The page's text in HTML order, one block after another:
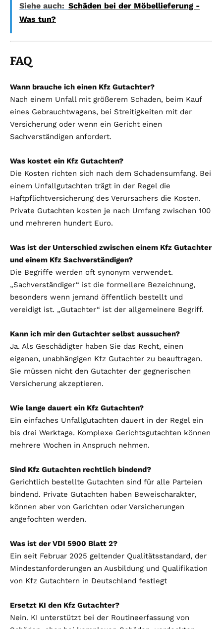
Siehe auch: Schäden bei der Möbellieferung -
Was tun?
FAQ
Wann brauche ich einen Kfz Gutachter?
Nach einem Unfall mit größerem Schaden, beim Kauf
eines Gebrauchtwagens, bei Streitigkeiten mit der
Versicherung oder wenn ein Gericht einen
Sachverständigen anfordert.
Was kostet ein Kfz Gutachten?
Die Kosten richten sich nach dem Schadensumfang. Bei
einem Unfallgutachten trägt in der Regel die
Haftpflichtversicherung des Verursachers die Kosten.
Private Gutachten kosten je nach Umfang zwischen 100
und mehreren hundert Euro.
Was ist der Unterschied zwischen einem Kfz Gutachter
und einem Kfz Sachverständigen?
Die Begriffe werden oft synonym verwendet.
„Sachverständiger“ ist die formellere Bezeichnung,
besonders wenn jemand öffentlich bestellt und
vereidigt ist. „Gutachter“ ist der allgemeinere Begriff.
Kann ich mir den Gutachter selbst aussuchen?
Ja. Als Geschädigter haben Sie das Recht, einen
eigenen, unabhängigen Kfz Gutachter zu beauftragen.
Sie müssen nicht den Gutachter der gegnerischen
Versicherung akzeptieren.
Wie lange dauert ein Kfz Gutachten?
Ein einfaches Unfallgutachten dauert in der Regel ein
bis drei Werktage. Komplexe Gerichtsgutachten können
mehrere Wochen in Anspruch nehmen.
Sind Kfz Gutachten rechtlich bindend?
Gerichtlich bestellte Gutachten sind für alle Parteien
bindend. Private Gutachten haben Beweischarakter,
können aber von Gerichten oder Versicherungen
angefochten werden.
Was ist der VDI 5900 Blatt 2?
Ein seit Februar 2025 geltender Qualitätsstandard, der
Mindestanforderungen an Ausbildung und Qualifikation
von Kfz Gutachtern in Deutschland festlegt
Ersetzt KI den Kfz Gutachter?
Nein. KI unterstützt bei der Routineerfassung von